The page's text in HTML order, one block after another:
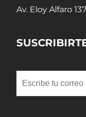
Av. Eloy Alfaro